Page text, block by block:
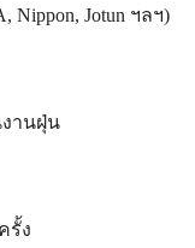
Jotun ฯลฯ)
งานฝุ่น
รั้ง